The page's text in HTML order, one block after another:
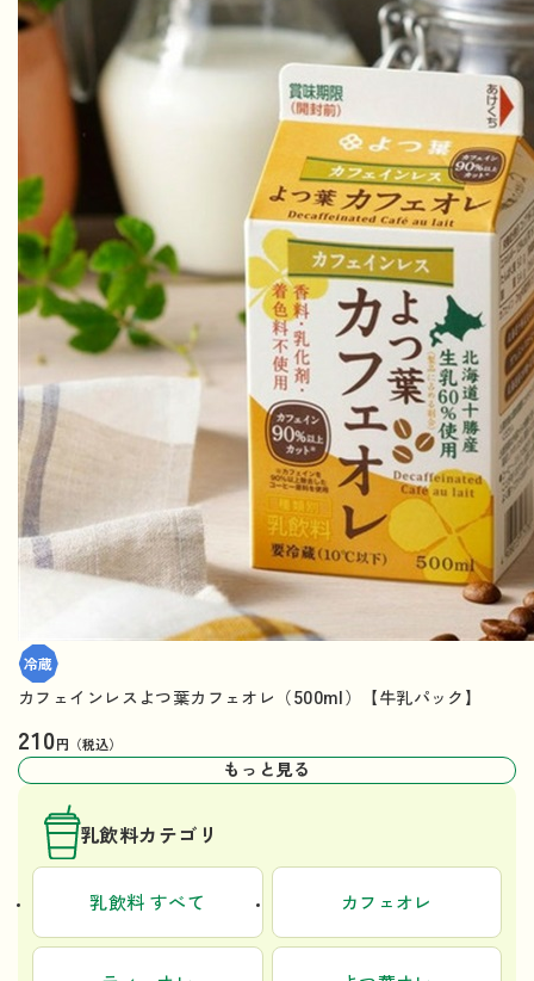
カフェインレスよつ葉カフェオレ（500ml）【牛乳パック】
210円（税込）
もっと見る
乳飲料カテゴリ
乳飲料 すべて カフェオレ